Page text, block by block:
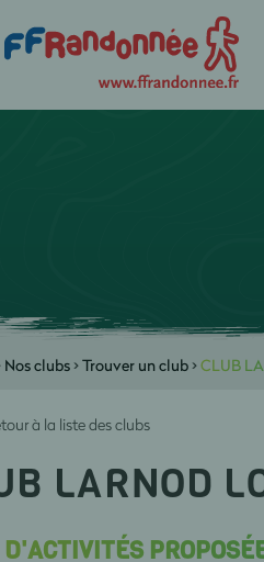
Nos clubs>Trouver un club>CLUB
à la liste des clubs
LARNOD